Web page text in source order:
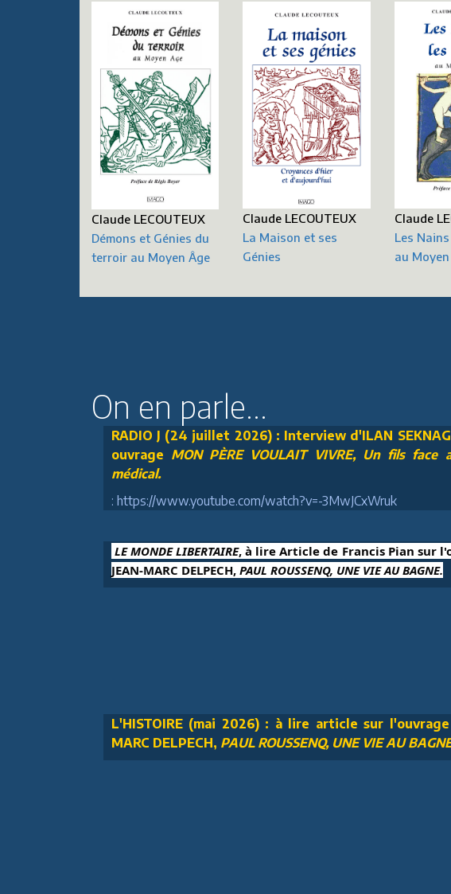
Claude LECOUTEUX
Démons et Génies du
terroir au Moyen Âge
Claude LECOUTEUX
La Maison et ses
Génies
Claude
Les
au
On en parle...
RADIO J (24 juillet 2026) : Interview d'ILAN
ouvrage MON PÈRE VOULAIT VIVRE, Un fils face
médical.
: https://www.youtube.com/watch?v=-3MwJCxWruk
LE MONDE LIBERTAIRE, à lire Article de Francis Pian sur
JEAN-MARC DELPECH, PAUL ROUSSENQ, UNE VIE AU BAGNE.
L'HISTOIRE (mai 2026) : à lire article sur l'ouvrage
MARC DELPECH, PAUL ROUSSENQ, UNE VIE AU